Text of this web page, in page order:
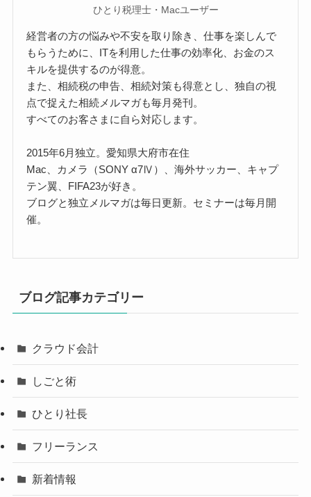
ひとり税理士・Macユーザー
経営者の方の悩みや不安を取り除き、仕事を楽しんで
もらうために、ITを利用した仕事の効率化、お金のス
キルを提供するのが得意。
また、相続税の申告、相続対策も得意とし、独自の視
点で捉えた相続メルマガも毎月発刊。
すべてのお客さまに自ら対応します。
2015年6月独立。愛知県大府市在住
Mac、カメラ（SONY α7Ⅳ）、海外サッカー、キャプ
テン翼、FIFA23が好き。
ブログと独立メルマガは毎日更新。セミナーは毎月開
催。
ブログ記事カテゴリー
クラウド会計
しごと術
ひとり社長
フリーランス
新着情報